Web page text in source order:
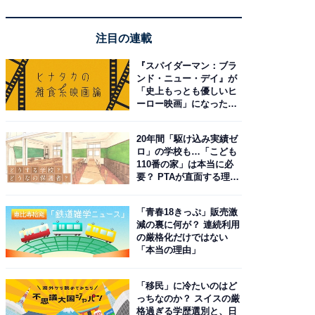
注目の連載
『スパイダーマン：ブラ
ンド・ニュー・デイ』が
「史上もっとも優しいヒ
ーロー映画」になった理
20年間「駆け込み実績ゼ
ロ」の学校も…「こども
110番の家」は本当に必
要？ PTAが直面する理想
「青春18きっぷ」販売激
減の裏に何が？ 連続利用
の厳格化だけではない
「本当の理由」
「移民」に冷たいのはど
っちなのか？ スイスの厳
格過ぎる学歴選別と、日